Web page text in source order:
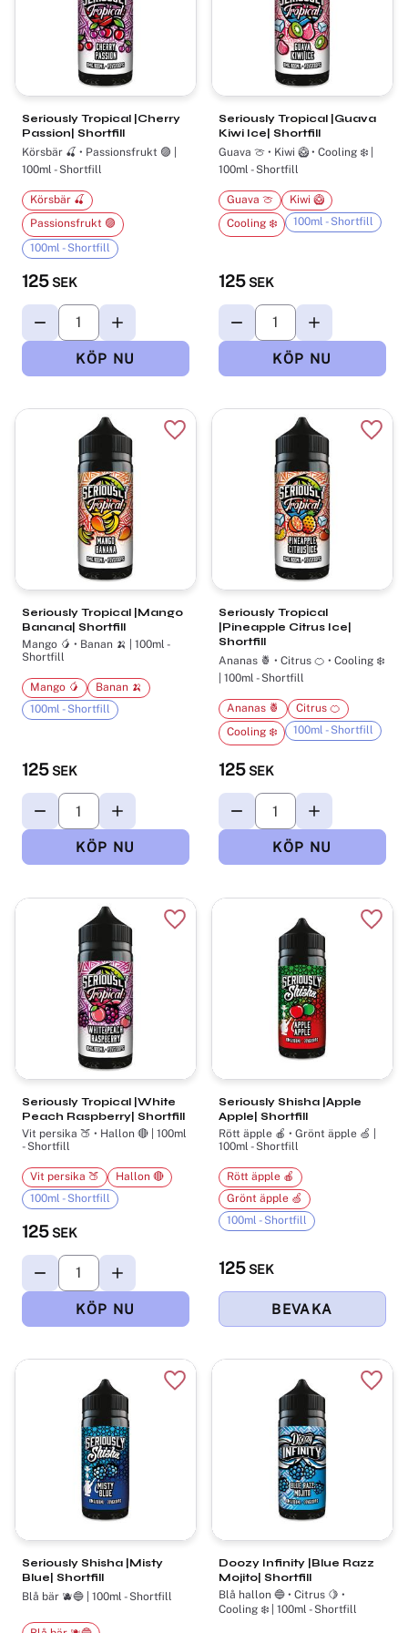
Seriously Tropical |Cherry
Passion| Shortfill
Körsbär 🍒 • Passionsfrukt 🟣 |
100ml - Shortfill
125 SEK
Körsbär 🍒
Passionsfrukt 🟣
100ml - Shortfill
Seriously Tropical |Guava
Kiwi Ice| Shortfill
Guava 🍈 • Kiwi 🥝 • Cooling ❄️ |
100ml - Shortfill
125 SEK
Guava 🍈
Kiwi 🥝
Cooling ❄️
100ml - Shortfill
Seriously Tropical |Mango
Banana| Shortfill
Mango 🥭 • Banan 🍌 | 100ml -
Shortfill
125 SEK
Mango 🥭
Banan 🍌
100ml - Shortfill
Lägg till i favoriter
Seriously Tropical
|Pineapple Citrus Ice|
Shortfill
Ananas 🍍 • Citrus 🍊 • Cooling ❄️
| 100ml - Shortfill
125 SEK
Ananas 🍍
Citrus 🍊
Cooling ❄️
100ml - Shortfill
Seriously Tropical |White
Peach Raspberry| Shortfill
Vit persika 🍑 • Hallon 🔴 | 100ml
- Shortfill
125 SEK
Vit persika 🍑
Hallon 🔴
100ml - Shortfill
Lägg till i favoriter
Seriously Shisha |Apple
Apple| Shortfill
Rött äpple 🍎 • Grönt äpple 🍏 |
100ml - Shortfill
125 SEK
Rött äpple 🍎
Grönt äpple 🍏
100ml - Shortfill
Seriously Shisha |Misty
Blue| Shortfill
Blå bär 🫐🔵 | 100ml - Shortfill
Lägg till i favoriter
Doozy Infinity |Blue Razz
Mojito| Shortfill
Blå hallon 🔵 • Citrus 🍋 •
Cooling ❄️ | 100ml - Shortfill